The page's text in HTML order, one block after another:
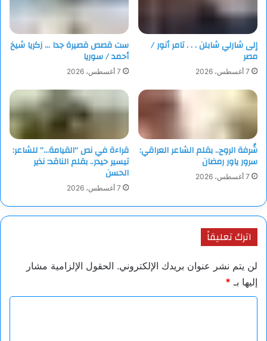
إلى شارلي شابلن . . . تامر أنور /
مصر
7 أغسطس، 2026
ست قصص قصيرة جدا … زكريا شيخ
أحمد / سوريا
7 أغسطس، 2026
شُرفة الروح.. بقلم الشاعر العراقي:
سرور ياور رمضان
7 أغسطس، 2026
قراءة في نص “القيامة…” للشاعر:
تيسير حيدر.. بقلم الناقد: نذير
الحسن
7 أغسطس، 2026
اترك تعليقاً
لن يتم نشر عنوان بريدك الإلكتروني. الحقول الإلزامية مشار
إليها بـ *